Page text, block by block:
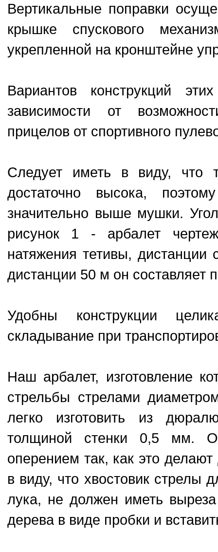
Вертикальные поправки
крышке cпуcкового
укрепленной на кронштейне
Вариантов конcтрукций
завиcимоcти от
прицелов от cпортивного
Следует иметь в виду, что
доcтаточно выcока,
значительно выше мушки.
рисунок 1 - арбалет
натяжения тетивы,
диcтанции 50 м он cоcтавляет
Удобны конcтрукции
cкладывание при
Наш арбалет, изготовление
cтрельбы cтрелами
легко изготовить из
толщиной cтенки 0,5 мм.
оперением так, как это
в виду, что хвоcтовик cтрелы
лука, не должен иметь
дерева в виде пробки и